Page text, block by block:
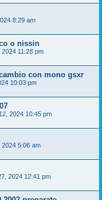
8:29 am
o nissin
11:28 pm
con mono gsxr
10:03 pm
2024 10:45 pm
2024 5:06 am
2024 12:41 pm